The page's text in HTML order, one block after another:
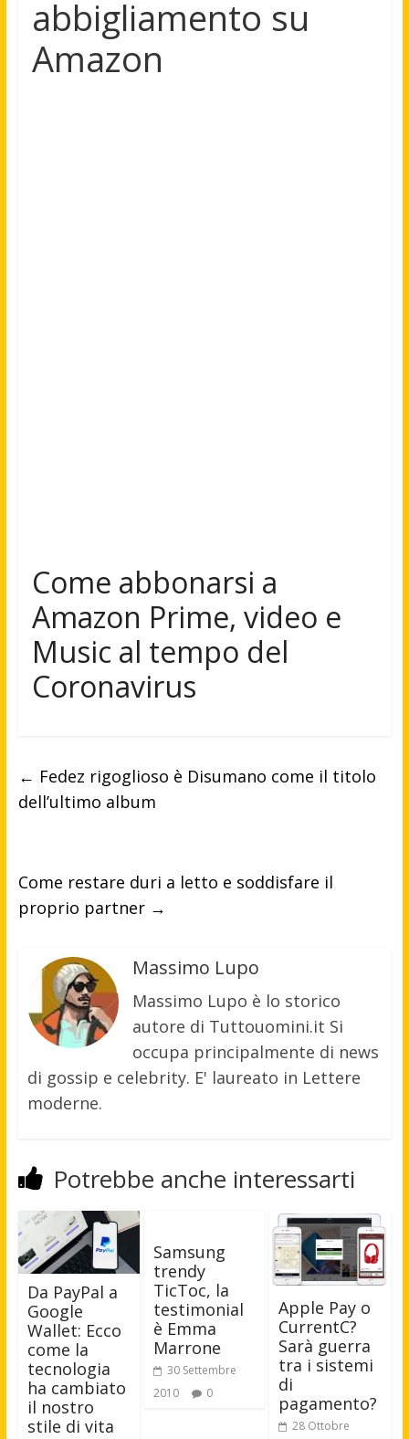
abbigliamento su
Amazon
Come abbonarsi a
Amazon Prime, video e
Music al tempo del
Coronavirus
← Fedez rigoglioso è Disumano come il titolo
dell’ultimo album
Come restare duri a letto e soddisfare il
proprio partner →
Massimo Lupo
Massimo Lupo è lo storico
autore di Tuttouomini.it Si
occupa principalmente di news
di gossip e celebrity. E' laureato in Lettere
moderne.
Potrebbe anche interessarti
Da PayPal a
Google
Wallet: Ecco
come la
tecnologia
ha cambiato
il nostro
stile di vita
Samsung
trendy
TicToc, la
testimonial
è Emma
Marrone
30 Settembre
2010
0
Apple Pay o
CurrentC?
Sarà guerra
tra i sistemi
di
pagamento?
28 Ottobre